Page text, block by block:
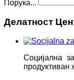
Порука...
Делатност
Социјална
продуктиван